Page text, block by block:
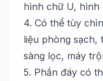
hình chữ U, hình
4. Có thể tùy
liệu phòng sạch,
sàng lọc, máy
5. Phần đáy có